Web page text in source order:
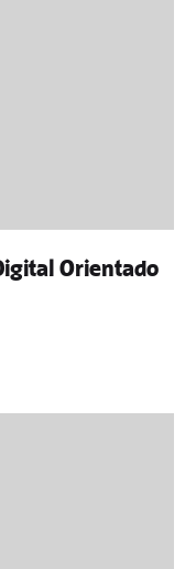
Orientado